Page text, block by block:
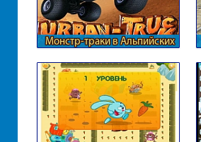
Монстр-траки в Альпийских